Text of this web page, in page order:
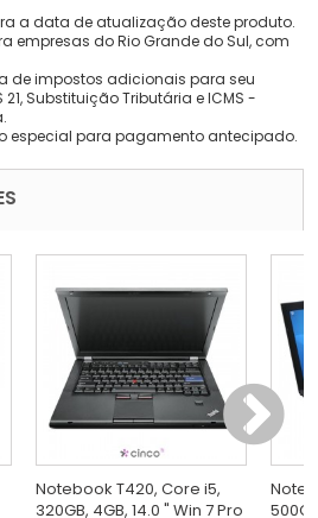
a data de atualização deste produto.
empresas do Rio Grande do Sul, com
de impostos adicionais para seu
Substituição Tributária e ICMS -
especial para pagamento antecipado.
Notebook T420, Core i5,
320GB, 4GB, 14.0 " Win 7 Pro